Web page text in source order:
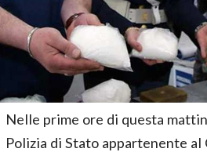
Nelle prime ore di questa
Polizia di Stato appartenente al